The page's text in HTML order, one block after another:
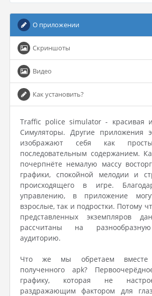
О приложении
Скриншоты
Видео
Как установить?
Traffic police simulator - красивая
Симуляторы. Другие приложения
изображают себя как
последовательным содержанием.
почерпнёте немалую массу
графики, спокойной мелодии и
происходящего в игре.
управлению, в приложение
взрослые, так и подростки. Потому
представленных экземпляров
рассчитаны на
аудиторию.
Что же мы обретаем вместе
полученного apk?
графику, которая не
раздражающим фактором для